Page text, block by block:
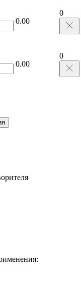
0.00
0
0.00
0